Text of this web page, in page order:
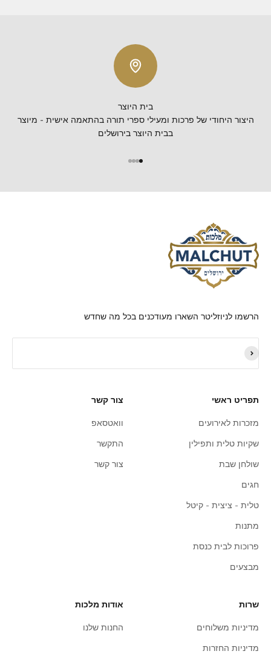
בית היוצר
היצור היחודי של פרכות ומעילי ספרי תורה בהתאמה אישית - מיוצר
בבית היוצר בירושלים
הרשמו לניוזליטר השארו מעודכנים בכל מה שחדש
תפריט ראשי
מזכרות לאירועים
שקיות טלית ותפילין
שולחן שבת
חגים
טלית - ציצית - קיטל
מתנות
פרוכות לבית כנסת
מבצעים
צור קשר
וואטסאפ
התקשר
צור קשר
שרות
מדיניות משלוחים
מדיניות החזרות
אודות מלכות
החנות שלנו